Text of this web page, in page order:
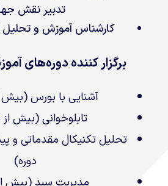
تدبیر نقش
کارشناس آموزش و تحلیل
برگزار کننده دوره‌های
آشنایی با بورس (بیش از ۵۰
تابلوخوانی (بیش از ۳۰ دوره)
دوره)
مدیریت سبد (بیش از ۵